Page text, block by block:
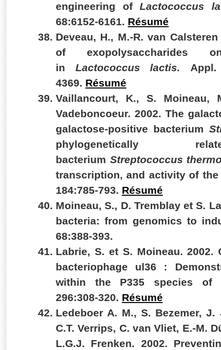
engineering of
Lactococcus
68:6152-6161. Résumé
Deveau, H., M.-R. van Calsteren
of exopolysaccharides
in
Lactococcus lactis.
4369. Résumé
Vaillancourt, K.,
S. Moineau,
Vadeboncoeur. 2002. The
galactose-positive bacterium
phylogenetically
bacterium Streptococcus
transcription, and activity of
184:785-793. Résumé
Moineau, S., D. Tremblay et S.
bacteria: from genomics to
68:388-393.
Labrie, S. et S. Moineau. 2002.
bacteriophage ul36 :
within the P335 species of
296:308-320. Résumé
Ledeboer A. M., S. Bezemer,
C.T. Verrips, C. van Vliet, E.-M.
L.G.J. Frenken.
2002.